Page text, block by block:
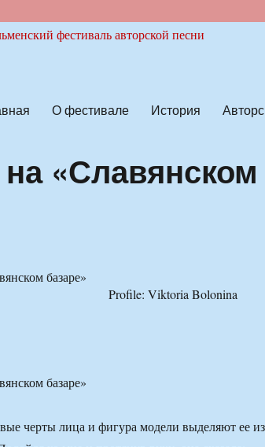
О фестивале История
«Славянском
Profile: Viktoria Bolonina
черты лица и фигура модели выделяют ее из